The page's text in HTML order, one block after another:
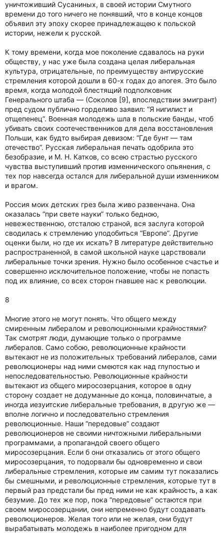
уничтоживший Сусаниных, в своей истории Смутного
времени до того ничего не понявший, что в конце концов
объявил эту эпоху скорее принадлежащею к польской
истории, нежели к русской.
К тому времени, когда мое поколение сдавалось на руки
обществу, у нас уже была создана целая либеральная
культура, отрицательные, по преимуществу антирусские
стремления которой дошли в 60-х годах до апогея. Это было
время, когда молодой блестящий подполковник
Генерального штаба — (Соколов [9], впоследствии эмигрант)
пред судом публично горделиво заявил: “Я нигилист и
отщепенец”. Военная молодежь шла в польские банды, чтоб
убивать своих соотечественников для дела восстановления
Польши, как будто выбирая девизом: “Где бунт — там
отечество”. Русская либеральная печать одобрила это
безобразие, и М. Н. Катков, со всею страстью русского
чувства выступивший против изменнического опьянения, с
тех пор навсегда остался для либеральной души изменником
и врагом.
Россия моих детских грез была живо развенчана. Она
оказалась “при свете науки” только бедною,
невежественною, отсталою страной, вся заслуга которой
сводилась к стремлению уподобиться “Европе”. Другие
оценки были, но где их искать? В литературе действительно
распространенной, в самой школьной науке царствовали
либеральные точки зрения. Нужно было особенное счастье и
совершенно исключительное положение, чтобы не попасть
под их влияние, со всех сторон гнавшее нас к революции.
8
Многие этого не могут понять. Что общего между
смиренным либералом и революционными крайностями?
Так смотрят люди, думающие только о программе
либералов. Само собою, революционные крайности
вытекают не из положительных требований либералов, сами
революционеры над ними смеются как над глупостью и
непоследовательностью. Революционные крайности
вытекают из общего миросозерцания, которое в одну
сторону создает не додуманные до конца, половинчатые, а
иногда иезуитские либеральные требования, в другую же —
вполне логично и последовательно стремления
революционные. Наши “передовые” создают
революционеров не своими ничтожными либеральными
программами, а пропагандой своего общего
миросозерцания. Если б они отказались от этого общего
миросозерцания, то подорвали бы одновременно и свои
либеральные стремления, которые им самим тут показались
бы смешными, и революционные стремления, которые тут в
первый раз предстали бы пред ними не как крайность, а как
безумие. До тех же пор, пока “передовые” остаются при
своем миросозерцании, они непременно будут создавать
революционеров. Желая того или не желая, они будут
вырабатывать молодежь в наиболее пригодном для